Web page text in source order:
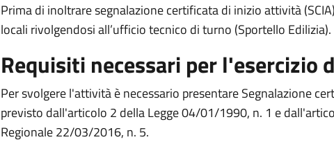
Prima di inoltrare segnalazione certificata di inizio attività
locali rivolgendosi all’ufficio tecnico di turno (Sportello Edilizia).
Requisiti necessari per
Per svolgere l'attività è necessario presentare Segnalazione
previsto dall'articolo 2 della Legge 04/01/1990, n. 1 e
Regionale 22/03/2016, n. 5.